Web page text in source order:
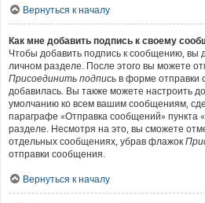
Вернуться к началу
Как мне добавить подпись к своему
Чтобы добавить подпись к сообщению, вы
личном разделе. После этого вы можете
Присоединить подпись в форме отправки
добавилась. Вы также можете настроить
умолчанию ко всем вашим сообщениям,
параграфе «Отправка сообщений» пункта
разделе. Несмотря на это, вы сможете
отдельных сообщениях, убрав флажок
отправки сообщения.
Вернуться к началу